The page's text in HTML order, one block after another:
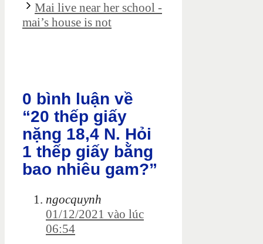
Mai live near her school -
mai’s house is not
0 bình luận về
“20 thếp giấy
nặng 18,4 N. Hỏi
1 thếp giấy bằng
bao nhiêu gam?”
ngocquynh
01/12/2021 vào lúc
06:54